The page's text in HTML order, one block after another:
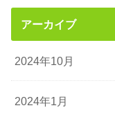
アーカイブ
2024年10月
2024年1月